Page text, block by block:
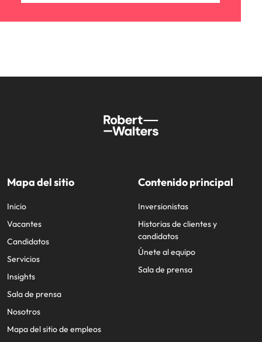
Mapa del sitio
Inicio
Vacantes
Candidatos
Servicios
Insights
Sala de prensa
Nosotros
Mapa del sitio de empleos
Contenido principal
Inversionistas
Historias de clientes y
candidatos
Únete al equipo
Sala de prensa